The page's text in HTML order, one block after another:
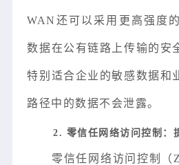
WAN还可以采用更高强度
数据在公有链路上传输的安
特别适合企业的敏感数据和
路径中的数据不会泄露。
2. 零信任网络访问控制：
零信任网络访问控制（